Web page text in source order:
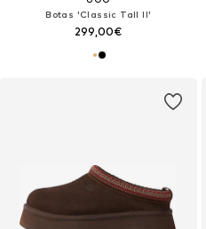
Botas 'Classic Tall II'
299,00€